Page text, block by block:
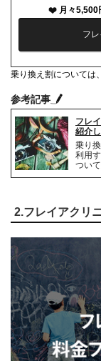
月々5,500
フ
乗り換え割については
参考記事
フレ
紹介
乗り
利用
つい
2.フレイアクリ